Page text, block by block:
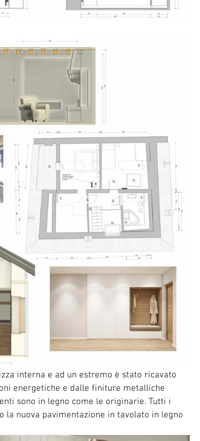
interna e ad un estremo è stato ricavato
energetiche e dalle finiture metalliche
sono in legno come le originarie. Tutti i
nuova pavimentazione in tavolato in legno